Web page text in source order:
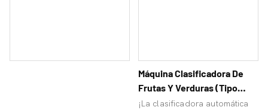
Máquina Clasificadora De
Frutas Y Verduras (tipo
Barra De Rodillos)
¡La clasificadora automática